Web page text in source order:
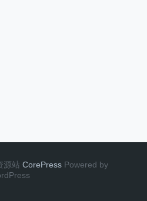
源站 CorePress Powered by